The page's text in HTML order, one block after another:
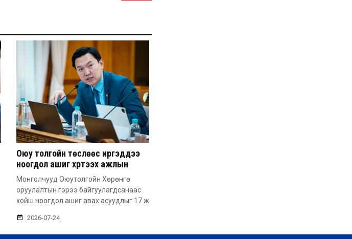
Оюу толгойн төслөөс иргэддээ
ноогдол ашиг хүртээх ажлын
хэсэг байгуулжээ
Монголчууд Оюутолгойн Хөрөнгө
оруулалтын гэрээ байгуулагдсанаас
хойш ноогдол ашиг авах асуудлыг 17 ж
2026-07-24